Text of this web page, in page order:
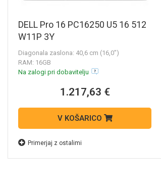
DELL Pro 16 PC16250 U5 16 512
W11P 3Y
Diagonala zaslona: 40,6 cm (16,0")
RAM: 16GB
Na zalogi pri dobavitelju
1.217,63 €
V KOŠARICO
Primerjaj z ostalimi